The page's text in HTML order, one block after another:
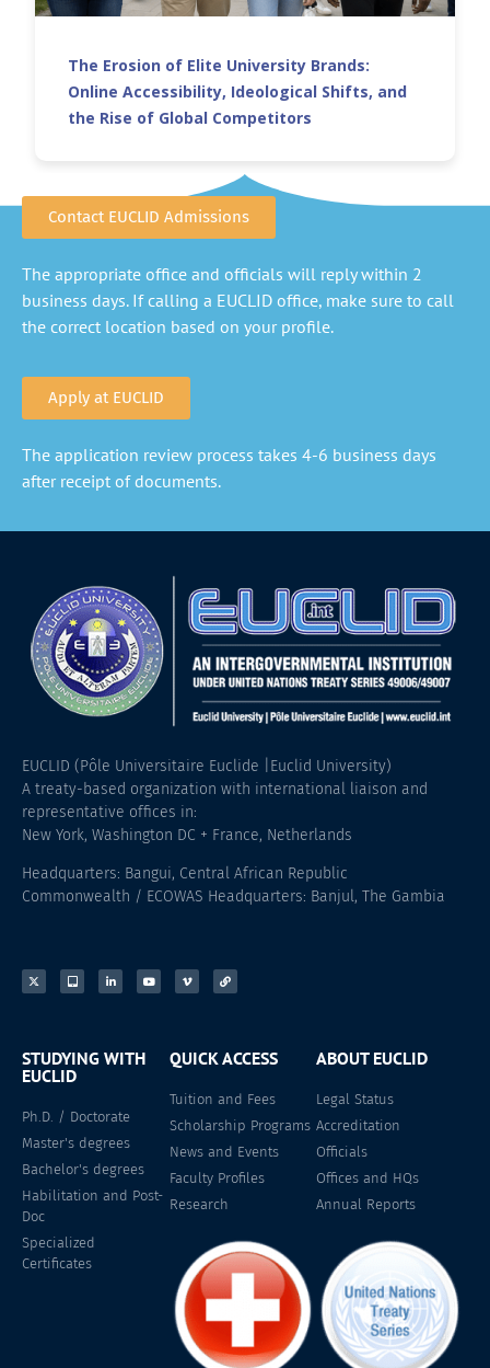
The Erosion of Elite University Brands:
Online Accessibility, Ideological Shifts, and
the Rise of Global Competitors
Contact EUCLID Admissions
The appropriate office and officials will reply within 2
business days. If calling a EUCLID office, make sure to call
the correct location based on your profile.
Apply at EUCLID
The application review process takes 4-6 business days
after receipt of documents.
EUCLID (Pôle Universitaire Euclide |Euclid University)
A treaty-based organization with international liaison and
representative offices in:
New York, Washington DC + France, Netherlands
Headquarters: Bangui, Central African Republic
Commonwealth / ECOWAS Headquarters: Banjul, The Gambia
STUDYING WITH
EUCLID
Ph.D. / Doctorate
Master's degrees
Bachelor's degrees
Habilitation and Post-
Doc
Specialized
Certificates
QUICK ACCESS
Tuition and Fees
Scholarship Programs
News and Events
Faculty Profiles
Research
ABOUT EUCLID
Legal Status
Accreditation
Officials
Offices and HQs
Annual Reports